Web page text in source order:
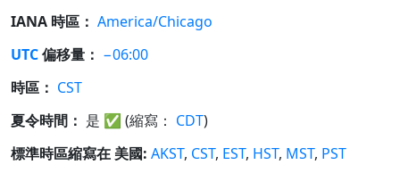
IANA 時區： America/Chicago
UTC偏移量： −06:00
時區： CST
夏令時間： 是 ✅ (縮寫： CDT)
標準時區縮寫在 美國: AKST, CST, EST, HST, MST, PST